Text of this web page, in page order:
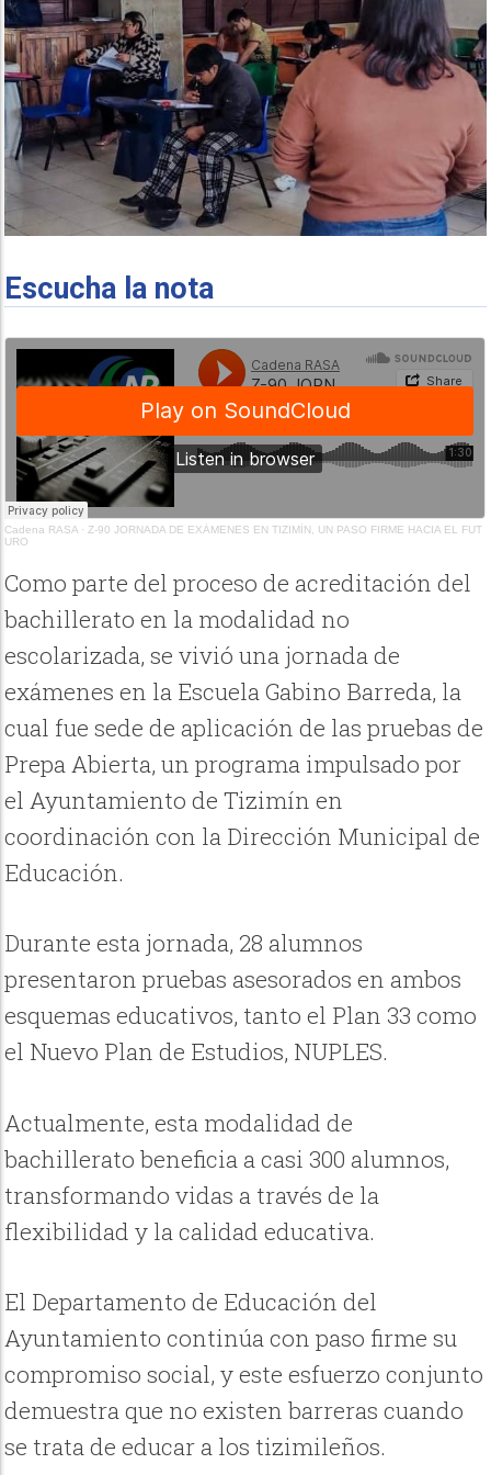
Escucha la nota
Cadena RASA ·Z-90 JORNADA DE EXÁMENES EN TIZIMÍN, UN PASO FIRME HACIA EL FUT
URO
Como parte del proceso de acreditación del
bachillerato en la modalidad no
escolarizada, se vivió una jornada de
exámenes en la Escuela Gabino Barreda, la
cual fue sede de aplicación de las pruebas de
Prepa Abierta, un programa impulsado por
el Ayuntamiento de Tizimín en
coordinación con la Dirección Municipal de
Educación.
Durante esta jornada, 28 alumnos
presentaron pruebas asesorados en ambos
esquemas educativos, tanto el Plan 33 como
el Nuevo Plan de Estudios, NUPLES.
Actualmente, esta modalidad de
bachillerato beneficia a casi 300 alumnos,
transformando vidas a través de la
flexibilidad y la calidad educativa.
El Departamento de Educación del
Ayuntamiento continúa con paso firme su
compromiso social, y este esfuerzo conjunto
demuestra que no existen barreras cuando
se trata de educar a los tizimileños.